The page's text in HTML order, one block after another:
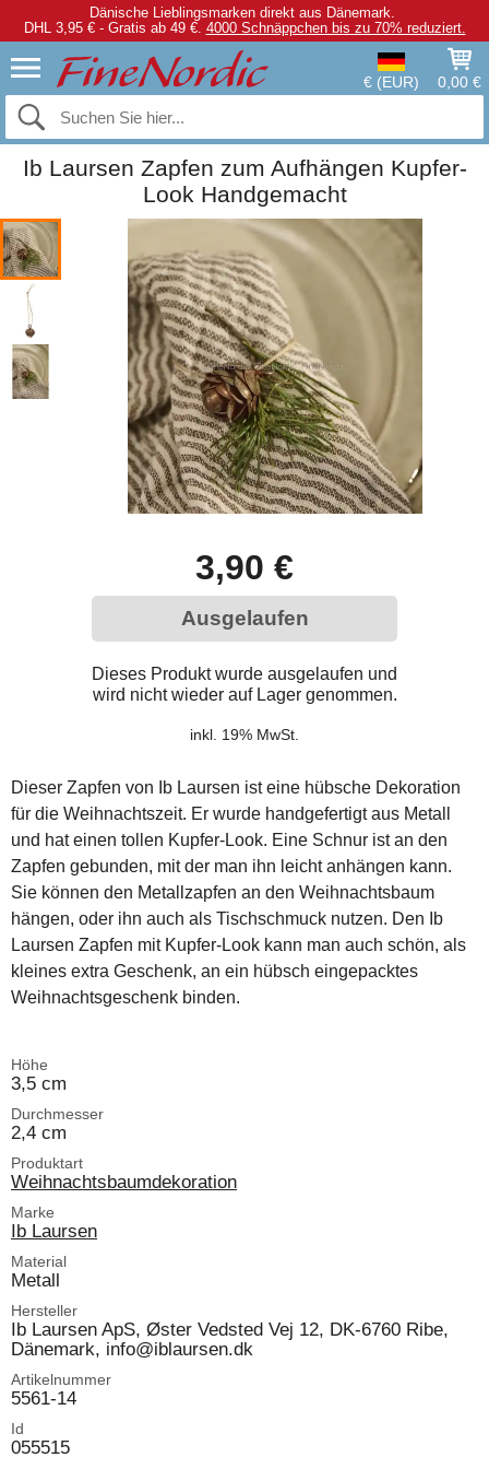
Dänische Lieblingsmarken direkt aus Dänemark.
DHL 3,95 € - Gratis ab 49 €. 4000 Schnäppchen bis zu 70% reduziert.
€ (EUR) 0,00 €
Ib Laursen Zapfen zum Aufhängen Kupfer-
Look Handgemacht
3,90 €
Ausgelaufen
Dieses Produkt wurde ausgelaufen und
wird nicht wieder auf Lager genommen.
inkl. 19% MwSt.
Dieser Zapfen von Ib Laursen ist eine hübsche Dekoration
für die Weihnachtszeit. Er wurde handgefertigt aus Metall
und hat einen tollen Kupfer-Look. Eine Schnur ist an den
Zapfen gebunden, mit der man ihn leicht anhängen kann.
Sie können den Metallzapfen an den Weihnachtsbaum
hängen, oder ihn auch als Tischschmuck nutzen. Den Ib
Laursen Zapfen mit Kupfer-Look kann man auch schön, als
kleines extra Geschenk, an ein hübsch eingepacktes
Weihnachtsgeschenk binden.
Höhe
3,5 cm
Durchmesser
2,4 cm
Produktart
Weihnachtsbaumdekoration
Marke
Ib Laursen
Material
Metall
Hersteller
Ib Laursen ApS, Øster Vedsted Vej 12, DK-6760 Ribe,
Dänemark, info@iblaursen.dk
Artikelnummer
5561-14
Id
055515